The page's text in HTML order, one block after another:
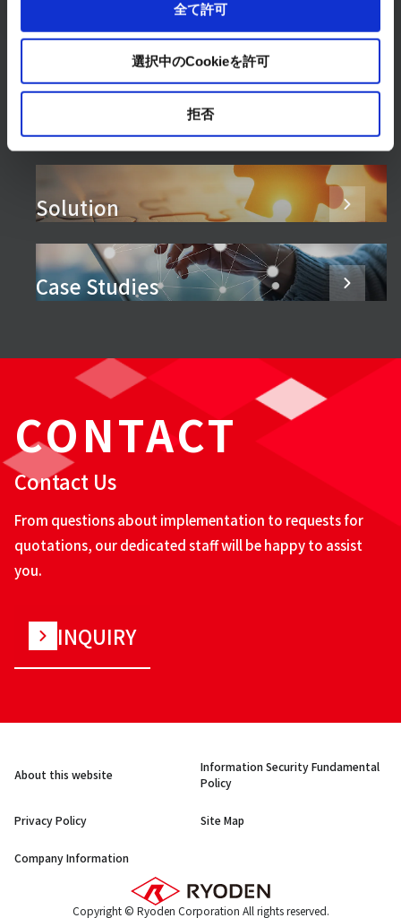
全て許可
選択中のCookieを許可
拒否
Products & Services
Solution
Case Studies
CONTACT
Contact Us
From questions about implementation to requests for
quotations, our dedicated staff will be happy to assist
you.
INQUIRY
About this website
Information Security Fundamental
Policy
Privacy Policy Site Map
Company Information
Copyright © Ryoden Corporation All rights reserved.